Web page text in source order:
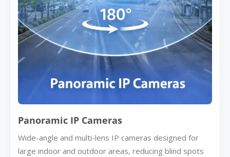
Panoramic IP Cameras
Wide-angle and multi-lens IP cameras designed for
large indoor and outdoor areas, reducing blind spots